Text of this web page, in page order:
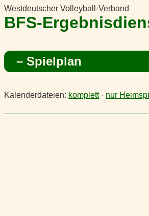
Westdeutscher Volleyball-Verband
BFS-
– Spielplan
Kalenderdateien: komplett· nur